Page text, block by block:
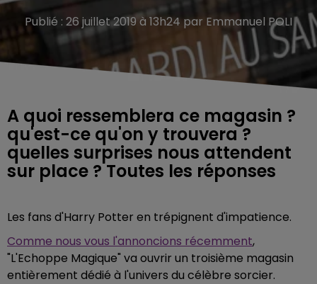
Publié : 26 juillet 2019 à 13h24 par Emmanuel POLI
A quoi ressemblera ce magasin ?
qu'est-ce qu'on y trouvera ?
quelles surprises nous attendent
sur place ? Toutes les réponses
Les fans d'Harry Potter en trépignent d'impatience.
Comme nous vous l'annoncions récemment,
"L'Echoppe Magique" va ouvrir un troisième magasin
entièrement dédié à l'univers du célèbre sorcier.